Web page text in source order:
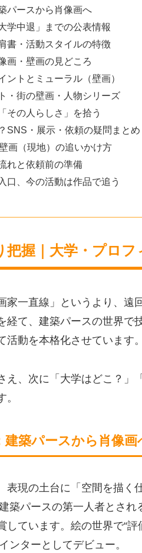
パースから肖像画へ
学中退」までの公表情報
書・活動スタイルの特徴
画・壁画の見どころ
トとミューラル（壁画）
・街の壁画・人物シリーズ
その人らしさ」を拾う
SNS・展示・依頼の疑問まとめ
画（現地）の追いかけ方
れと依頼前の準備
口、今の活動は作品で追う
握｜大学・プロフ
家一直線」というより、遠
経て、建築パースの世界で
動を本格化させています。
え、次に「大学はどこ？」
築パースから肖像画
表現の土台に「空間を描く
築パースの第一人者とさ
ています。絵の世界で“
ンターとしてデビュー。